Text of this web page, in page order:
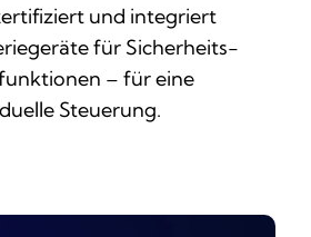
und integriert
für Sicherheits-
– für eine
Steuerung.